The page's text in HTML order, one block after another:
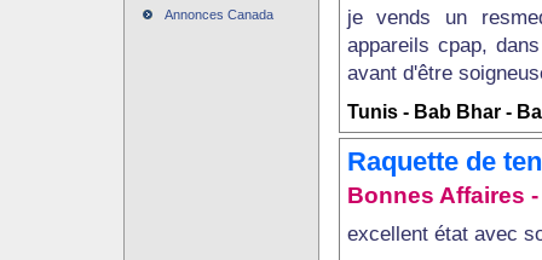
Annonces Canada
je vends un
appareils cpap,
avant d'être
Tunis - Bab Bhar -
Raquette de
Bonnes Affaires
excellent état avec